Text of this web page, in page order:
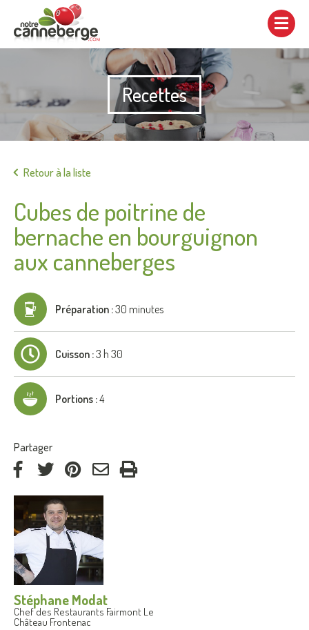
Afficher/cacher
navigation
Recettes
Retour à la liste
Cubes de poitrine de
bernache en bourguignon
aux canneberges
Préparation :30 minutes
Cuisson :3 h 30
Portions :4
Partager:
TwitterPinterest
Stéphane Modat
Chef des Restaurants Fairmont Le
Château Frontenac